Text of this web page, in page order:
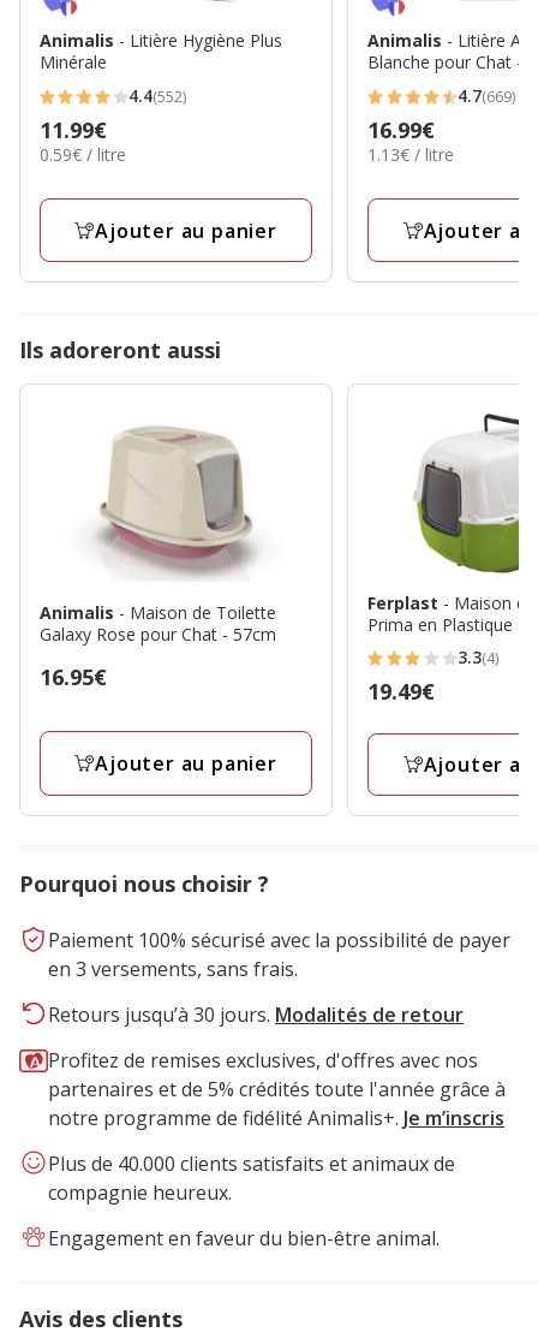
Animalis - Litière Hygiène Plus
Minérale
4.4
étoiles
avec
552
4.4(552)
Prix
11.99€
11.99€
0.59€
Litre
0.59€ / litre
Ajouter au panier
Animalis - Litière
Blanche pour Chat -
4.7
étoiles
avec
669
4.7(669)
Prix
16.99€
16.99€
1.13€
Litre
1.13€ / litre
Ajouter
Ils adoreront aussi
Animalis - Maison de Toilette
Galaxy Rose pour Chat - 57cm
Prix
16.95€
Ajouter au panier
Ferplast - Maison
Prima en Plastique
3.3
étoiles
avec
avis
3.3(4)
Prix
19.49€
Ajouter
Pourquoi nous choisir ?
Paiement 100% sécurisé avec la possibilité de payer
en 3 versements, sans frais.
Retours jusqu’à 30 jours. Modalités de retour
Profitez de remises exclusives, d'offres avec nos
partenaires et de 5% crédités toute l'année grâce à
notre programme de fidélité Animalis+. Je m’inscris
Plus de 40.000 clients satisfaits et animaux de
compagnie heureux.
Engagement en faveur du bien-être animal.
Avis des clients